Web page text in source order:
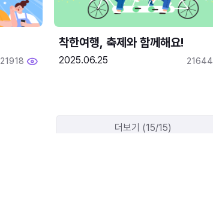
21918
착한여행, 축제와 함께해요!
2025.06.25 21644
더보기 (15/15)